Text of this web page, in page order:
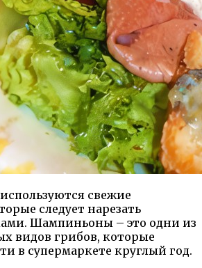
свежие
следует нарезать
Шампиньоны – это одни из
видов грибов, которые
в супермаркете круглый год.